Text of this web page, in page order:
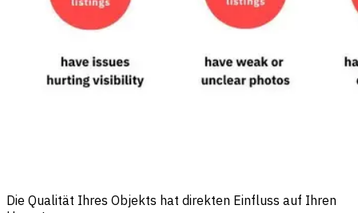
Die Qualität Ihres Objekts hat direkten Einfluss auf Ihren